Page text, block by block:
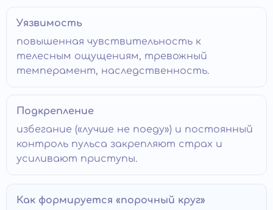
Уязвимость
повышенная чувствительность к
телесным ощущениям, тревожный
темперамент, наследственность.
Подкрепление
избегание («лучше не поеду») и постоянный
контроль пульса закрепляют страх и
усиливают приступы.
Как формируется «порочный круг»